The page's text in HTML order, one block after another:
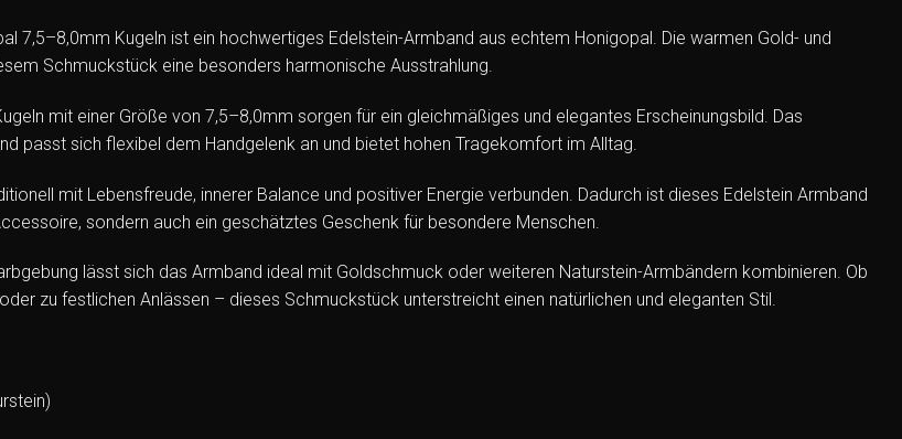
7,5–8,0mm Kugeln ist ein hochwertiges Edelstein-Armband aus echtem Honigopal. Die warmen Gold- und
Schmuckstück eine besonders harmonische Ausstrahlung.
mit einer Größe von 7,5–8,0mm sorgen für ein gleichmäßiges und elegantes Erscheinungsbild. Das
passt sich flexibel dem Handgelenk an und bietet hohen Tragekomfort im Alltag.
mit Lebensfreude, innerer Balance und positiver Energie verbunden. Dadurch ist dieses Edelstein Armband
sondern auch ein geschätztes Geschenk für besondere Menschen.
lässt sich das Armband ideal mit Goldschmuck oder weiteren Naturstein-Armbändern kombinieren. Ob
zu festlichen Anlässen – dieses Schmuckstück unterstreicht einen natürlichen und eleganten Stil.